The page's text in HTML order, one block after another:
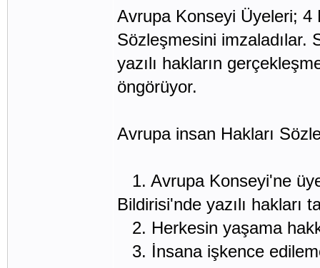
Avrupa Konseyi Üyeleri; 4
Sözleşmesini imzaladılar.
yazılı hakların
öngörüyor.
Avrupa insan Hakları
1. Avrupa Konseyi'ne
Bildirisi'nde yazılı hakları
2. Herkesin yaşama
3. İnsana işkence